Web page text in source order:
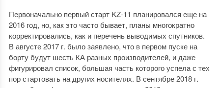
Первоначально первый старт KZ-11 планировался еще на
2016 год, но, как это часто бывает, планы многократно
корректировались, как и перечень выводимых спутников.
В августе 2017 г. было заявлено, что в первом пуске на
борту будут шесть КА разных производителей, и даже
фигурировал список, большая часть которого успела с тех
пор стартовать на других носителях. В сентябре 2018 г.